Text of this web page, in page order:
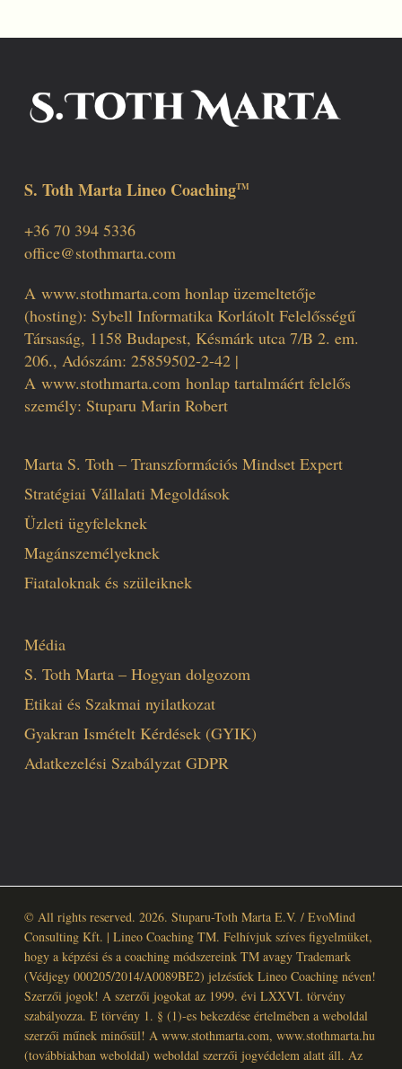
S. Toth Marta Lineo CoachingTM
+36 70 394 5336
office@stothmarta.com
A www.stothmarta.comhonlap üzemeltetője
(hosting): Sybell Informatika Korlátolt Felelősségű
Társaság, 1158 Budapest, Késmárk utca 7/B 2. em.
206., Adószám: 25859502-2-42 |
A www.stothmarta.comhonlap tartalmáért felelős
személy: Stuparu Marin Robert
Marta S. Toth – Transzformációs Mindset Expert
Stratégiai Vállalati Megoldások
Üzleti ügyfeleknek
Magánszemélyeknek
Fiataloknak és szüleiknek
Média
S. Toth Marta – Hogyan dolgozom
Etikai és Szakmai nyilatkozat
Gyakran Ismételt Kérdések (GYIK)
Adatkezelési Szabályzat GDPR
© All rights reserved. 2026. Stuparu-Toth Marta E.V. / EvoMind
Consulting Kft. | Lineo Coaching TM. Felhívjuk szíves figyelmüket,
hogy a képzési és a coaching módszereink TM avagy Trademark
(Védjegy 000205/2014/A0089BE2) jelzésűek Lineo Coaching néven!
Szerzői jogok! A szerzői jogokat az 1999. évi LXXVI. törvény
szabályozza. E törvény 1. § (1)-es bekezdése értelmében a weboldal
szerzői műnek minősül! A www.stothmarta.com, www.stothmarta.hu
(továbbiakban weboldal) weboldal szerzői jogvédelem alatt áll. Az